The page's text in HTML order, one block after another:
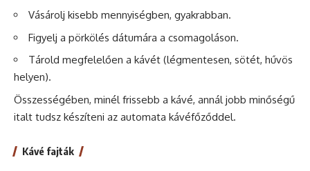
Vásárolj kisebb mennyiségben, gyakrabban.
Figyelj a pörkölés dátumára a csomagoláson.
Tárold megfelelően a kávét (légmentesen, sötét, hűvös
helyen).
Összességében, minél frissebb a kávé, annál jobb minőségű
italt tudsz készíteni az automata kávéfőződdel.
Kávé fajták